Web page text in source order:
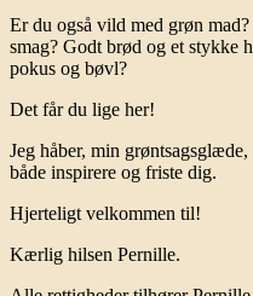
Er du også vild med grøn
smag? Godt brød og et stykke
pokus og bøvl?
Det får du lige her!
Jeg håber, min
både inspirere og friste dig.
Hjerteligt velkommen til!
Kærlig hilsen Pernille.